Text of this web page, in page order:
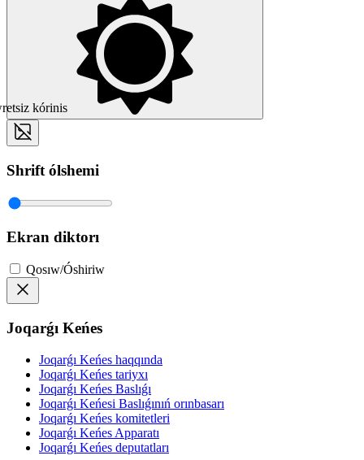
kórinis
Shrift ólshemi
Ekran diktorı
Qosıw/Óshiriw
Joqarǵı Keńes
Joqarǵı Keńes haqqında
Joqarǵı Keńes tariyxı
Joqarǵı Keńes Baslıǵı
Joqarǵı Keńesi Baslıǵınıń orınbasarı
Joqarǵı Keńes komitetleri
Joqarǵı Keńes Apparatı
Joqarǵı Keńes deputatları